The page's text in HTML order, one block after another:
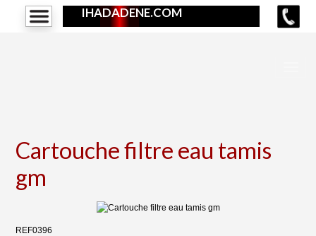
IHADADENE.COM
Cartouche filtre eau tamis
gm
REF0396